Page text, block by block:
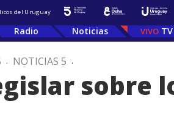
del Uruguay
Radio Noticias TV
. NOTICIAS 5 .
sobre